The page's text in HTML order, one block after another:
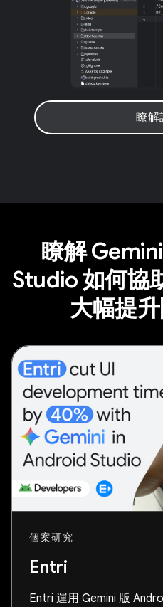
瞭解
瞭解
Studio 如何協
大幅提
個案研究
Entri
Entri 運用 Gemini 版